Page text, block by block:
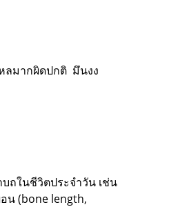
ลมากผิดปกติ มึนงง
ถในชีวิตประจำวัน เช่น
น (bone length,